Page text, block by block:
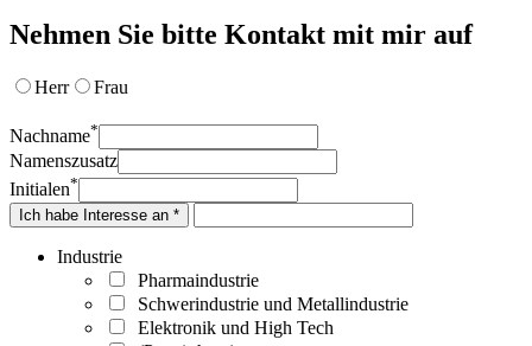
Nehmen Sie bitte Kontakt mit mir auf
Herr Frau
Nachname*
Namenszusatz
Initialen*
Ich habe Interesse an *
Industrie
Pharmaindustrie
Schwerindustrie und Metallindustrie
Elektronik und High Tech